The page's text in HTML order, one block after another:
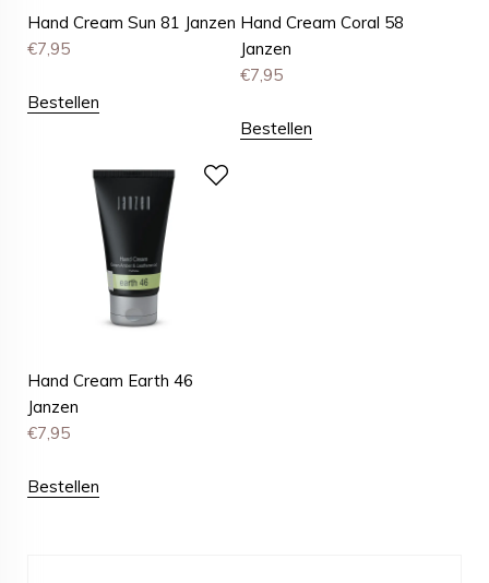
Hand Cream Sun 81 Janzen
€7,95
Bestellen
Hand Cream Coral 58
Janzen
€7,95
Bestellen
Hand Cream Earth 46
Janzen
€7,95
Bestellen